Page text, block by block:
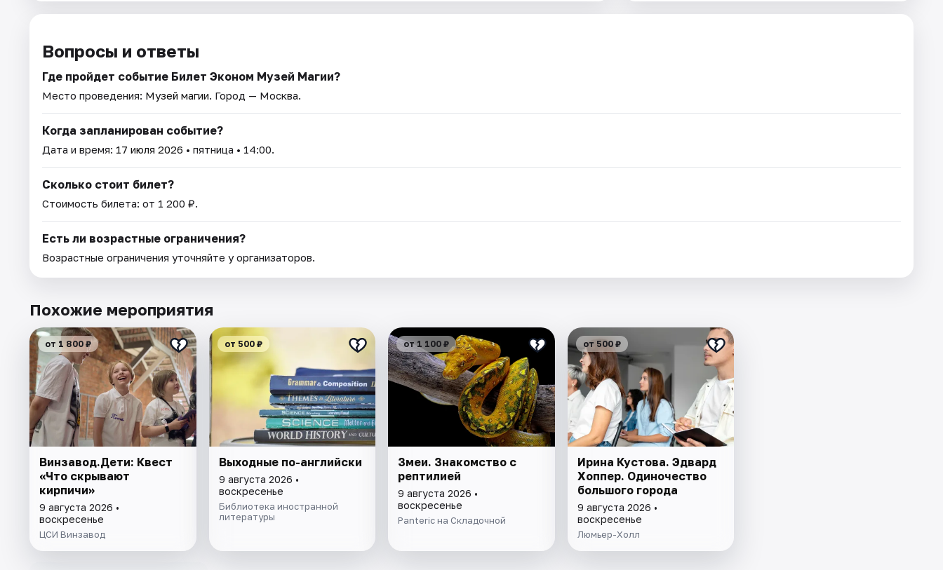
Вопросы и ответы
Где пройдет событие Билет Эконом Музей Магии?
Место проведения: Музей магии. Город — Москва.
Когда запланирован событие?
Дата и время: 17 июля 2026 • пятница • 14:00.
Сколько стоит билет?
Стоимость билета: от 1 200 ₽.
Есть ли возрастные ограничения?
Возрастные ограничения уточняйте у организаторов.
Похожие мероприятия
от 1 800 ₽
Винзавод.Дети: Квест
«Что скрывают
кирпичи»
9 августа 2026 •
воскресенье
ЦСИ Винзавод
от 500 ₽
Выходные по-английски
9 августа 2026 •
воскресенье
Библиотека иностранной
литературы
от 1 100 ₽
Змеи. Знакомство с
рептилией
9 августа 2026 •
воскресенье
Panteric на Складочной
от 500 ₽
Ирина Кустова. Эдвард
Хоппер. Одиночество
большого города
9 августа 2026 •
воскресенье
Люмьер-Холл